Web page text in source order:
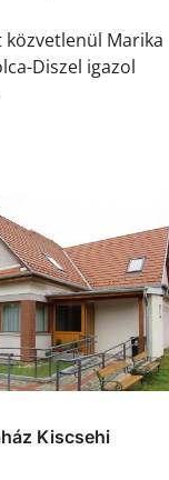
Marika
Diszel igazol
Kiscsehi